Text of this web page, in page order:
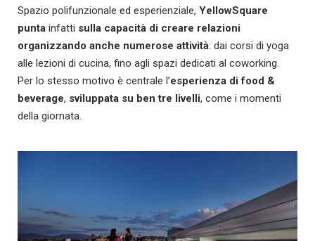
Spazio polifunzionale ed esperienziale, YellowSquare
punta infatti sulla capacità di creare relazioni
organizzando anche numerose attività: dai corsi di yoga
alle lezioni di cucina, fino agli spazi dedicati al coworking.
Per lo stesso motivo è centrale l’esperienza di food &
beverage, sviluppata su ben tre livelli, come i momenti
della giornata.